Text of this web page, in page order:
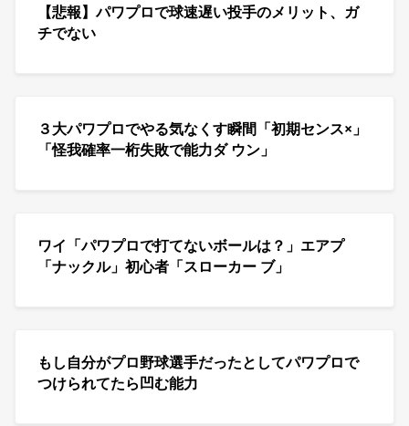
【悲報】パワプロで球速遅い投手のメリット、ガ
チでない
３大パワプロでやる気なくす瞬間「初期センス×」
「怪我確率一桁失敗で能力ダ ウン」
ワイ「パワプロで打てないボールは？」エアプ
「ナックル」初心者「スローカー ブ」
もし自分がプロ野球選手だったとしてパワプロで
つけられてたら凹む能力